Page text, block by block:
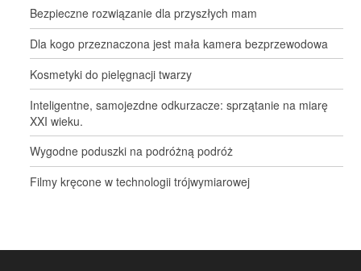
Bezpieczne rozwiązanie dla przyszłych mam
Dla kogo przeznaczona jest mała kamera bezprzewodowa
Kosmetyki do pielęgnacji twarzy
Inteligentne, samojezdne odkurzacze: sprzątanie na miarę
XXI wieku.
Wygodne poduszki na podróżną podróż
Filmy kręcone w technologii trójwymiarowej